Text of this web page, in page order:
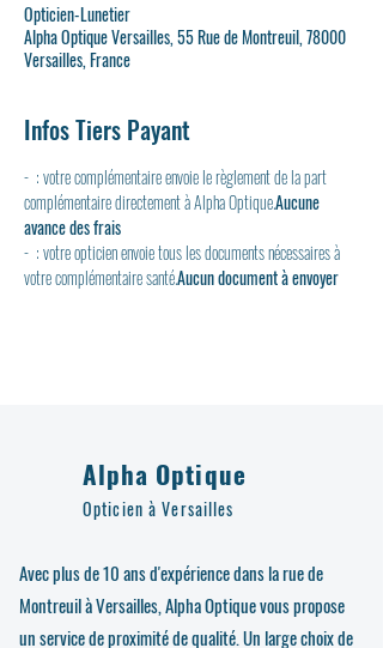
Opticien-Lunetier
Alpha Optique Versailles, 55 Rue de Montreuil, 78000
Versailles, France
Infos Tiers Payant
- : votre complémentaire envoie le règlement de la part
complémentaire directement à Alpha Optique.Aucune
avance des frais
- : votre opticien envoie tous les documents nécessaires à
votre complémentaire santé.Aucun document à envoyer
Alpha Optique
Opticien à Versailles
Avec plus de 10 ans d'expérience dans la rue de
Montreuil à Versailles, Alpha Optique vous propose
un service de proximité de qualité. Un large choix de